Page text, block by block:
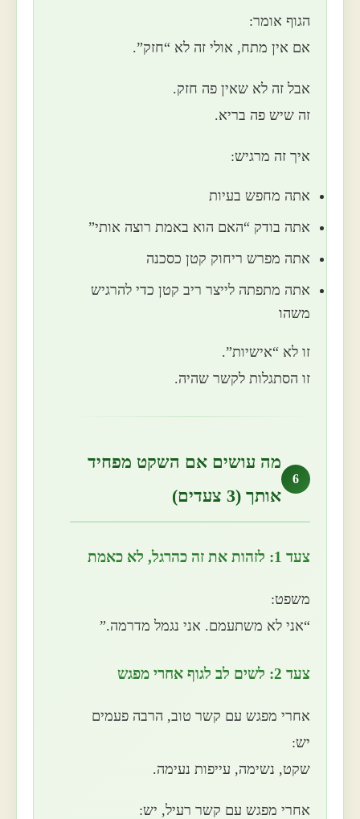
הגוף אומר:
אם אין מתח, אולי זה לא “חזק”.
אבל זה לא שאין פה חזק.
זה שיש פה בריא.
איך זה מרגיש:
אתה מחפש בעיות
אתה בודק “האם הוא באמת רוצה אותי”
אתה מפרש ריחוק קטן כסכנה
אתה מתפתה לייצר ריב קטן כדי להרגיש
משהו
זו לא “אישיות”.
זו הסתגלות לקשר שהיה.
6
מה עושים אם השקט מפחיד
אותך (3 צעדים)
צעד 1: לזהות את זה כהרגל, לא כאמת
משפט:
“אני לא משתעמם. אני נגמל מדרמה.”
צעד 2: לשים לב לגוף אחרי מפגש
אחרי מפגש עם קשר טוב, הרבה פעמים
יש:
שקט, נשימה, עייפות נעימה.
אחרי מפגש עם קשר רעיל, יש: